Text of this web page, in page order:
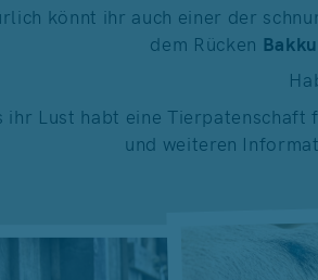
könnt ihr auch einer der
dem Rücken
ihr Lust habt eine Tierpatenschaft
und weiteren